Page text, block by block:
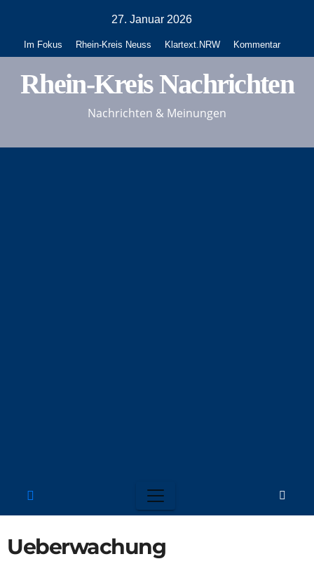
springen
27. Januar 2026
Im Fokus Rhein-Kreis Neuss Klartext.NRW Kommentar
Rhein-Kreis Nachrichten
Nachrichten & Meinungen
Ueberwachung